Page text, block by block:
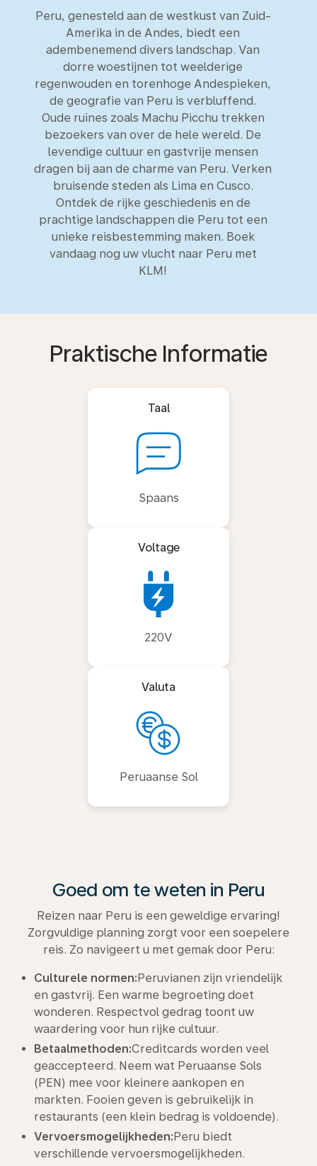
Peru, genesteld aan de westkust van Zuid-
Amerika in de Andes, biedt een
adembenemend divers landschap. Van
dorre woestijnen tot weelderige
regenwouden en torenhoge Andespieken,
de geografie van Peru is verbluffend.
Oude ruïnes zoals Machu Picchu trekken
bezoekers van over de hele wereld. De
levendige cultuur en gastvrije mensen
dragen bij aan de charme van Peru. Verken
bruisende steden als Lima en Cusco.
Ontdek de rijke geschiedenis en de
prachtige landschappen die Peru tot een
unieke reisbestemming maken. Boek
vandaag nog uw vlucht naar Peru met
KLM!
Praktische Informatie
Taal
Spaans
Voltage
220V
Valuta
Peruaanse Sol
Goed om te weten in Peru
Reizen naar Peru is een geweldige ervaring!
Zorgvuldige planning zorgt voor een soepelere
reis. Zo navigeert u met gemak door Peru:
Culturele normen:Peruvianen zijn vriendelijk
en gastvrij. Een warme begroeting doet
wonderen. Respectvol gedrag toont uw
waardering voor hun rijke cultuur.
Betaalmethoden:Creditcards worden veel
geaccepteerd. Neem wat Peruaanse Sols
(PEN) mee voor kleinere aankopen en
markten. Fooien geven is gebruikelijk in
restaurants (een klein bedrag is voldoende).
Vervoersmogelijkheden:Peru biedt
verschillende vervoersmogelijkheden.